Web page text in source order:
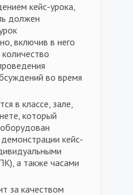
кейс-урока,
должен
включив в него
во время
в классе, зале,
который
кейс-
а также часами
за качеством